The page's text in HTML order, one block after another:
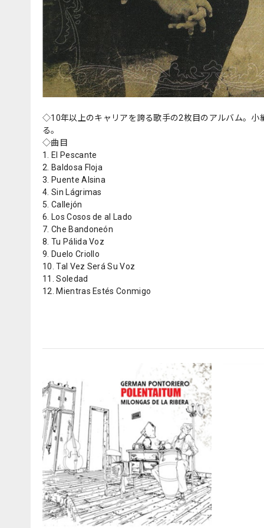
◇10年以上のキャリアを誇る歌手の2枚目のアルバム。小
る。
◇曲目
1. El Pescante
2. Baldosa Floja
3. Puente Alsina
4. Sin Lágrimas
5. Callejón
6. Los Cosos de al Lado
7. Che Bandoneón
8. Tu Pálida Voz
9. Duelo Criollo
10. Tal Vez Será Su Voz
11. Soledad
12. Mientras Estés Conmigo